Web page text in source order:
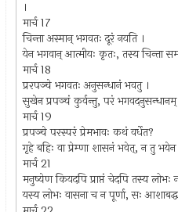
।
मार्च 17
चिन्ता अस्मान् भगवतः दूरं नयति ।
येन भगवान् आत्मीयः कृतः, तस्य चिन्ता
मार्च 18
प्ररपञ्चे भगवतः अनुसन्धानं भवतु ।
सुखेन प्रपञ्चं कुर्वन्तु, परं भगवदनुसन्धानम्
मार्च 19
प्रपञ्चे परस्परं प्रेमभावः कथं वर्धेत?
गृहे बहिः वा प्रेम्णा शासनं भवेत्, न तु भयेन
मार्च 21
मनुष्येण कियदपि प्राप्तं चेदपि तस्य लोभः
यस्य लोभः वासना च न पूर्णा, सः